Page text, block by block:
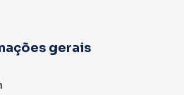
gerais